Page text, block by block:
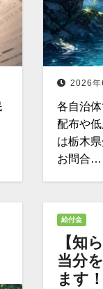
2026年
各自治
配布や
は栃木
お問合…
給付金
【知
当分
ます！